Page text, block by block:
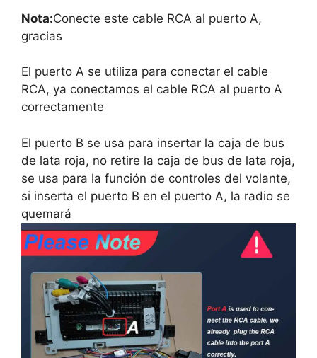
Nota:Conecte este cable RCA al puerto A,
gracias
El puerto A se utiliza para conectar el cable
RCA, ya conectamos el cable RCA al puerto A
correctamente
El puerto B se usa para insertar la caja de bus
de lata roja, no retire la caja de bus de lata roja,
se usa para la función de controles del volante,
si inserta el puerto B en el puerto A, la radio se
quemará